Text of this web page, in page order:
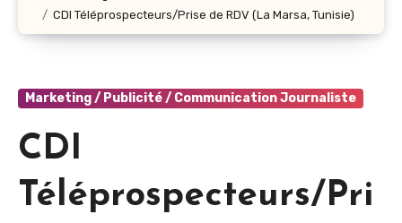
CDI Téléprospecteurs/Prise de RDV (La Marsa, Tunisie)
Marketing / Publicité / Communication Journaliste
CDI
Téléprospecteurs/Pri